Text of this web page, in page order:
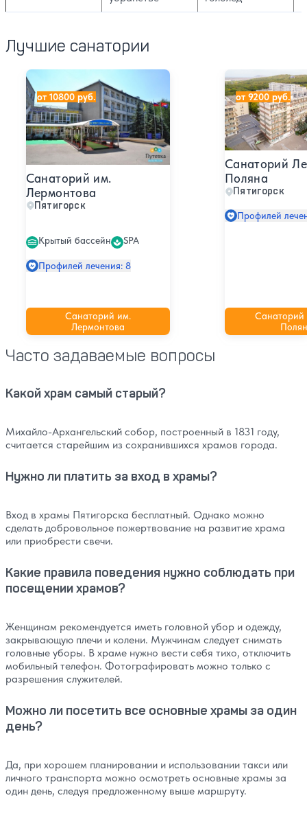
Лучшие санатории
Санаторий им.
Лермонтова
Пятигорск
Крытый бассейн SPA
Профилей лечения: 8
Санаторий им.
Лермонтова
Санаторий им. Лермонтова
от 10800 руб.
Санаторий
Поляна
Пятигорск
Профилей
Санаторий
Санаторий
от 9200 руб.
Часто задаваемые вопросы
Какой храм самый старый?
Михайло-Архангельский собор, построенный в 1831 году,
считается старейшим из сохранившихся храмов города.
Нужно ли платить за вход в храмы?
Вход в храмы Пятигорска бесплатный. Однако можно
сделать добровольное пожертвование на развитие храма
или приобрести свечи.
Какие правила поведения нужно соблюдать при
посещении храмов?
Женщинам рекомендуется иметь головной убор и одежду,
закрывающую плечи и колени. Мужчинам следует снимать
головные уборы. В храме нужно вести себя тихо, отключить
мобильный телефон. Фотографировать можно только с
разрешения служителей.
Можно ли посетить все основные храмы за один
день?
Да, при хорошем планировании и использовании такси или
личного транспорта можно осмотреть основные храмы за
один день, следуя предложенному выше маршруту.